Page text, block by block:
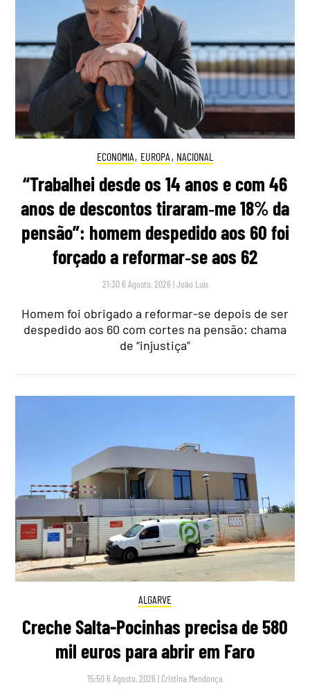
ECONOMIA, EUROPA , NACIONAL
“Trabalhei desde os 14 anos e com 46
anos de descontos tiraram‑me 18% da
pensão”: homem despedido aos 60 foi
forçado a reformar‑se aos 62
21:30 6 Agosto, 2026 |João Luís
Homem foi obrigado a reformar-se depois de ser
despedido aos 60 com cortes na pensão: chama
de “injustiça”
ALGARVE
Creche Salta-Pocinhas precisa de 580
mil euros para abrir em Faro
15:50 6 Agosto, 2026 | Cristina Mendonça